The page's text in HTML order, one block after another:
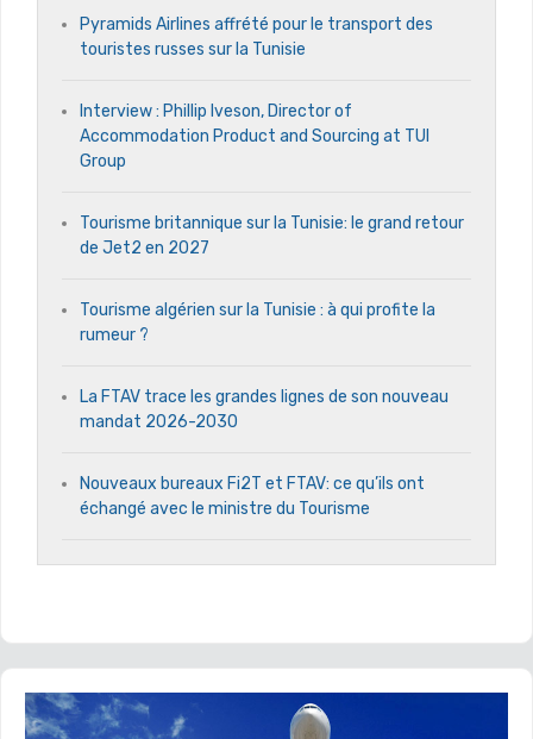
Pyramids Airlines affrété pour le transport des
touristes russes sur la Tunisie
Interview : Phillip Iveson, Director of
Accommodation Product and Sourcing at TUI
Group
Tourisme britannique sur la Tunisie: le grand retour
de Jet2 en 2027
Tourisme algérien sur la Tunisie : à qui profite la
rumeur ?
La FTAV trace les grandes lignes de son nouveau
mandat 2026-2030
Nouveaux bureaux Fi2T et FTAV: ce qu’ils ont
échangé avec le ministre du Tourisme